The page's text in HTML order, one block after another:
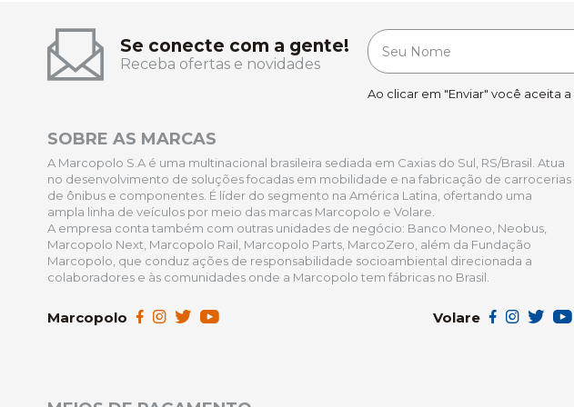
Se conecte com a gente!
Receba ofertas e novidades
Ao clicar em "Enviar" você aceita a
SOBRE AS MARCAS
A Marcopolo S.A é uma multinacional brasileira sediada em Caxias do Sul, RS/Brasil. Atua
no desenvolvimento de soluções focadas em mobilidade e na fabricação de carrocerias
de ônibus e componentes. É líder do segmento na América Latina, ofertando uma
ampla linha de veículos por meio das marcas Marcopolo e Volare.
A empresa conta também com outras unidades de negócio: Banco Moneo, Neobus,
Marcopolo Next, Marcopolo Rail, Marcopolo Parts, MarcoZero, além da Fundação
Marcopolo, que conduz ações de responsabilidade socioambiental direcionada a
colaboradores e às comunidades onde a Marcopolo tem fábricas no Brasil.
Marcopolo Volare